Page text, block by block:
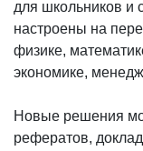
для школьников и
настроены на
физике,
экономике,
Новые решения
рефератов,